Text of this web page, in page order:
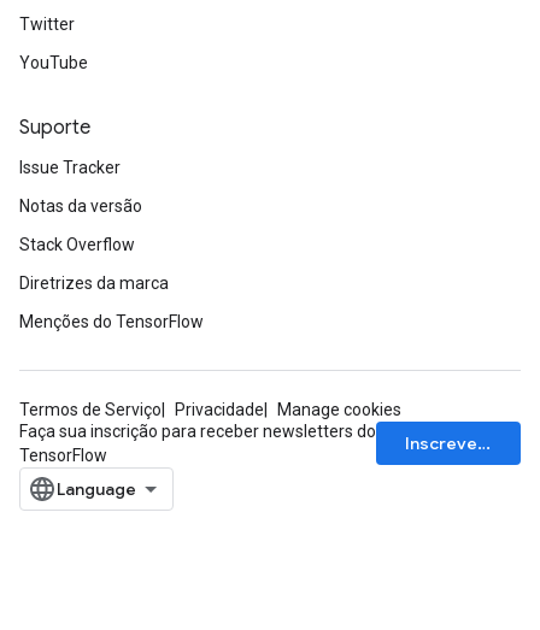
Twitter
YouTube
Suporte
Issue Tracker
Notas da versão
Stack Overflow
Diretrizes da marca
Menções do TensorFlow
Termos de Serviço Privacidade
Manage cookies
Faça sua inscrição para receber newsletters do
TensorFlow
Inscrever-se